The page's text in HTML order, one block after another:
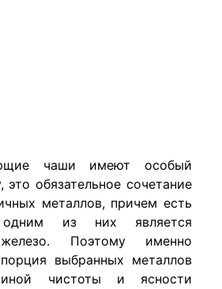
чаши имеют особый
обязательное сочетание
металлов, причем есть
из них является
Поэтому именно
выбранных металлов
чистоты и ясности